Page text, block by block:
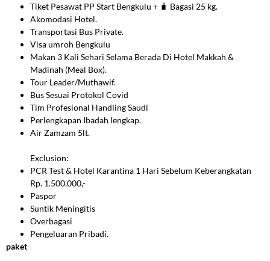
Tiket Pesawat PP Start Bengkulu + 🧳 Bagasi 25 kg.
Akomodasi Hotel.
Transportasi Bus Private.
Visaumroh Bengkulu
Makan 3 Kali Sehari Selama Berada Di Hotel Makkah &
Madinah (Meal Box).
Tour Leader/Muthawif.
Bus Sesuai Protokol Covid
Tim Profesional Handling Saudi
Perlengkapan Ibadah lengkap.
Air Zamzam 5lt.
Exclusion:
PCR Test & Hotel Karantina 1 Hari Sebelum Keberangkatan
Rp. 1.500.000,-
Paspor
Suntik Meningitis
Overbagasi
Pengeluaran Pribadi.
paket